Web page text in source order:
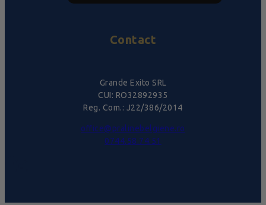
Contact
Grande Exito SRL
CUI: RO32892935
Reg. Com.: J22/386/2014
office@pralinebelgiene.ro
0744.58.74.51